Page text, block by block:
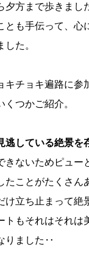
夕方まで歩きまし
とも手伝って、心
た。
キチョキ遍路に参
つかご紹介。
している絶景を
きないためピュー
たことがたくさん
け立ち止まって絶
トもそれはそれは
りました‥